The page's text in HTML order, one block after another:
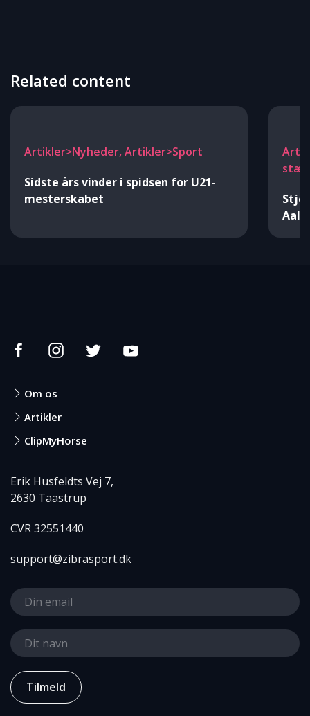
Related content
Artikler>Nyheder, Artikler>Sport
Sidste års vinder i spidsen for U21-
mesterskabet
Om os
Artikler
ClipMyHorse
Erik Husfeldts Vej 7,
2630 Taastrup
CVR 32551440
support@zibrasport.dk
Tilmeld